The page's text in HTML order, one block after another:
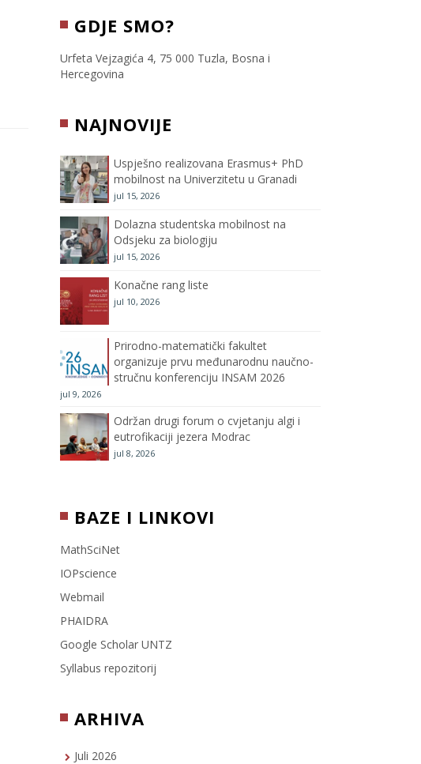
c
e
o
o
k
i
t
e
t
a
m
T
C
h
e
l
GDJE SMO?
Urfeta Vejzagića 4, 75 000 Tuzla, Bosna i
Hercegovina
NAJNOVIJE
Uspješno realizovana Erasmus+ PhD
mobilnost na Univerzitetu u Granadi
jul 15, 2026
Dolazna studentska mobilnost na
Odsjeku za biologiju
jul 15, 2026
Konačne rang liste
jul 10, 2026
Prirodno-matematički fakultet
organizuje prvu međunarodnu naučno-
stručnu konferenciju INSAM 2026
jul 9, 2026
Održan drugi forum o cvjetanju algi i
eutrofikaciji jezera Modrac
jul 8, 2026
BAZE I LINKOVI
MathSciNet
IOPscience
Webmail
PHAIDRA
Google Scholar UNTZ
Syllabus repozitorij
ARHIVA
Juli 2026